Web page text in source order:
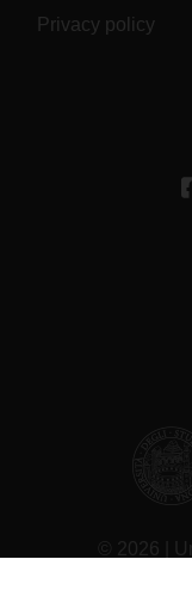
Privacy policy
© 2026 |